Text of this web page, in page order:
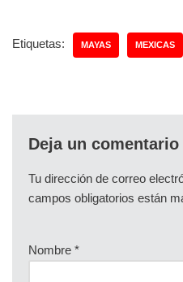
Etiquetas: MAYAS MEXICAS
Deja un comentario
Tu dirección de correo
campos obligatorios están
Nombre *